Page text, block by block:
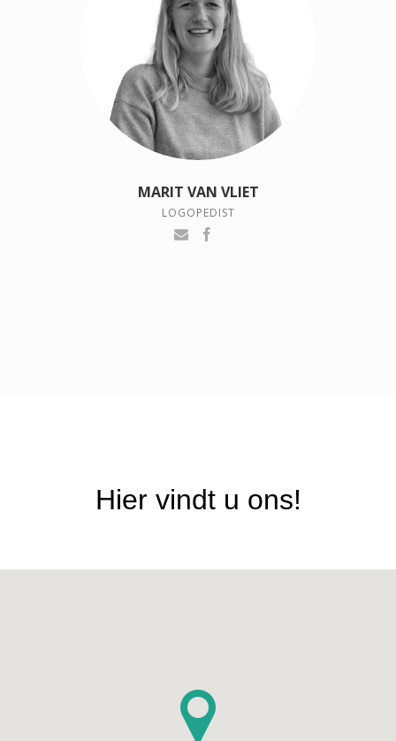
MARIT VAN VLIET
LOGOPEDIST
Hier vindt u ons!